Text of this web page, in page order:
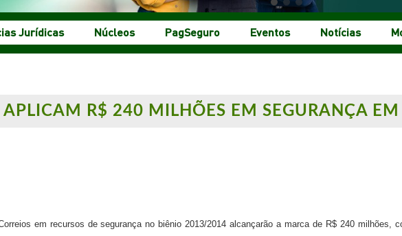
Jurídicas Núcleos PagSeguro Eventos Notícias
APLICAM R$ 240 MILHÕES EM SEGURANÇA
em recursos de segurança no biênio 2013/2014 alcançarão a marca de R$ 240 milhões,